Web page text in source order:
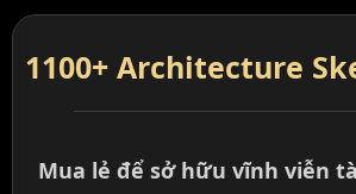
1100+ Architecture
Mua lẻ để sở hữu vĩnh viễn